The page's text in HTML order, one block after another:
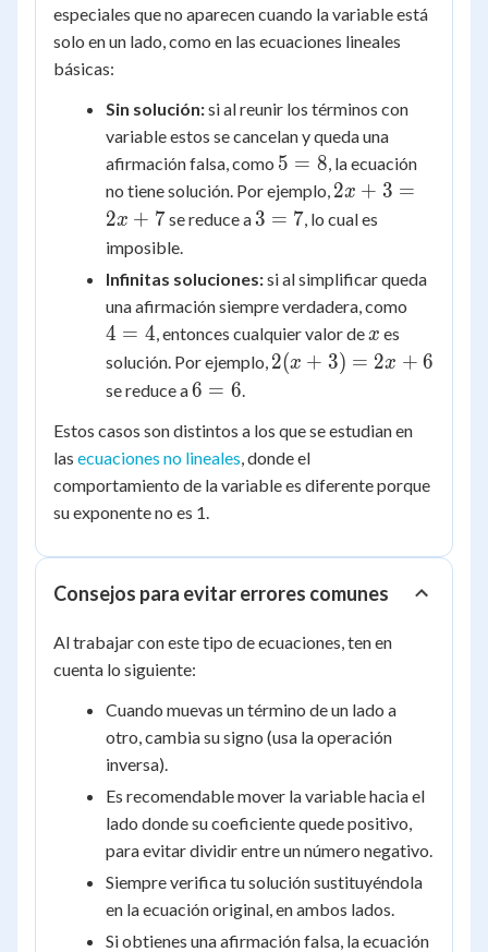
especiales que no aparecen cuando la variable está
solo en un lado, como en las ecuaciones lineales
básicas:
Sin solución:si al reunir los términos con
variable estos se cancelan y queda una
afirmación falsa, como 5
=
8
5 = 8 , la ecuación
no tiene solución. Por ejemplo, 2x
+
2x
+
7
2x + 3 =
2x + 7se reduce a 3
3 = 7 , lo cual es
imposible.
Infinitas soluciones:si al simplificar queda
una afirmación siempre verdadera, como
4
4 = 4 , entonces cualquier valor de x
x es
solución. Por ejemplo, 2(x
=
2x
+
2(x + 3) = 2x + 6
se reduce a6
6
6 = 6
Estos casos son distintos a los que se estudian en
las ecuaciones no lineales , donde el
comportamiento de la variable es diferente porque
su exponente no es 1.
Consejos para evitar errores comunes
Al trabajar con este tipo de ecuaciones, ten en
cuenta lo siguiente:
Cuando muevas un término de un lado a
otro, cambia su signo (usa la operación
inversa).
Es recomendable mover la variable hacia el
lado donde su coeficiente quede positivo,
para evitar dividir entre un número negativo.
Siempre verifica tu solución sustituyéndola
en la ecuación original, en ambos lados.
Si obtienes una afirmación falsa, la ecuación